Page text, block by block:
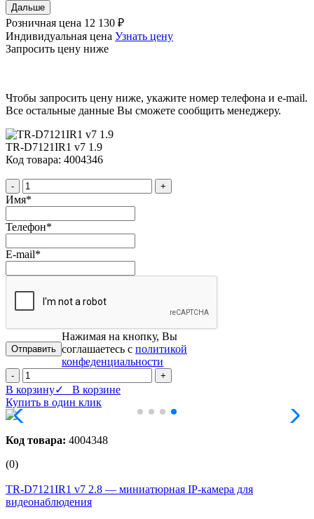
Дальше
Розничная цена 12 130 ₽
Индивидуальная цена Узнать цену
Запросить цену ниже
Чтобы запросить цену ниже, укажите номер телефона и e-mail.
Все остальные данные Вы сможете сообщить менеджеру.
TR-D7121IR1 v7 1.9
Код товара: 4004346
- +
Имя*
Телефон*
E-mail*
Нажимая на кнопку, Вы
соглашаетесь с политикой
конфеденциальности
- +
В корзину✓ В корзине
Купить в один клик
Код товара: 4004348
(0)
TR-D7121IR1 v7 2.8 — миниатюрная IP‑камера для
видеонаблюдения